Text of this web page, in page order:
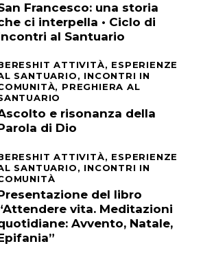
Francesco: una storia
ci interpella • Ciclo di
al Santuario
ATTIVITÀ, ESPERIENZE
SANTUARIO, INCONTRI IN
PREGHIERA AL
e risonanza della
di Dio
ATTIVITÀ, ESPERIENZE
SANTUARIO, INCONTRI IN
del libro
vita. Meditazioni
Avvento, Natale,